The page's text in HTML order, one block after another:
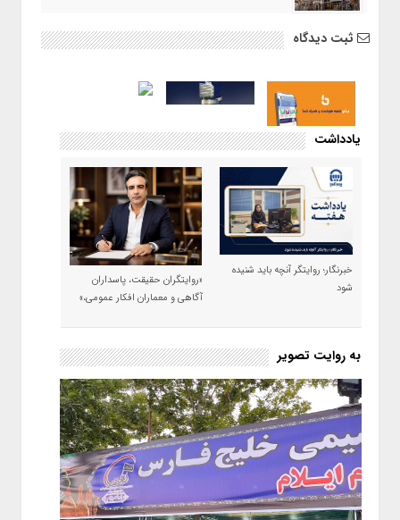
ثبت دیدگاه
یادداشت
خبرنگار؛ روایتگر آنچه باید شنیده
شود
«روایتگران حقیقت، پاسداران
آگاهی و معماران افکار عمومی،»
به روایت تصویر